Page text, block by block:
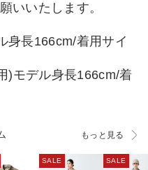
いいたします。
身長166cm/着用サイ
)モデル身長166cm/着
もっと見る
SALE SALE